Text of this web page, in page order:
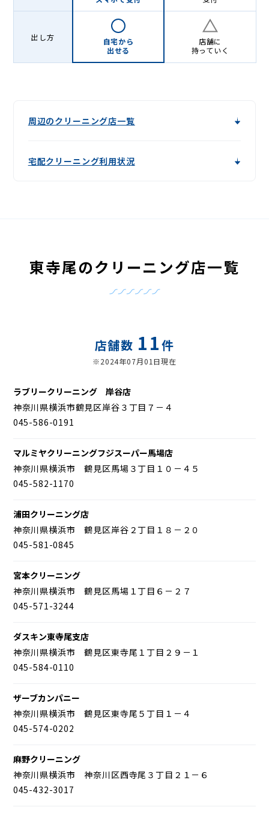
出し方
自宅から
出せる
店舗に
持っていく
周辺のクリーニング店一覧
宅配クリーニング利用状況
東寺尾のクリーニング店一覧
店舗数 11件
※2024年07月01日現在
ラブリークリーニング 岸谷店
神奈川県横浜市鶴見区岸谷３丁目７－４
045-586-0191
マルミヤクリーニングフジスーパー馬場店
神奈川県横浜市 鶴見区馬場３丁目１０－４５
045-582-1170
浦田クリーニング店
神奈川県横浜市 鶴見区岸谷２丁目１８－２０
045-581-0845
宮本クリーニング
神奈川県横浜市 鶴見区馬場１丁目６－２７
045-571-3244
ダスキン東寺尾支店
神奈川県横浜市 鶴見区東寺尾１丁目２９－１
045-584-0110
ザーブカンパニー
神奈川県横浜市 鶴見区東寺尾５丁目１－４
045-574-0202
麻野クリーニング
神奈川県横浜市 神奈川区西寺尾３丁目２１－６
045-432-3017